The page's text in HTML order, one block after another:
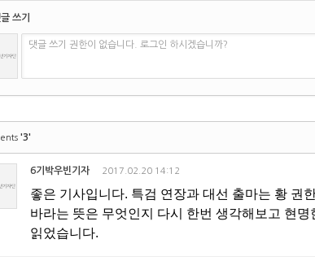
쓰기
댓글 쓰기 권한이 없습니다. 로그인 하시겠습니까?
'3'
6기박우빈기자 2017.02.20 14:12
좋은 기사입니다. 특검 연장과 대선 출마는 황 권
바라는 뜻은 무엇인지 다시 한번 생각해보고 현
읽었습니다.